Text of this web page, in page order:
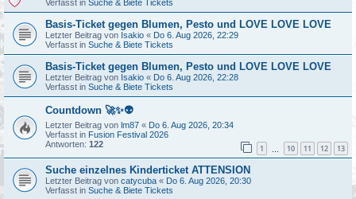
Verfasst in Suche & Biete Tickets
Basis-Ticket gegen Blumen, Pesto und LOVE LOVE LOVE
Letzter Beitrag von Isakio « Do 6. Aug 2026, 22:29
Verfasst in Suche & Biete Tickets
Basis-Ticket gegen Blumen, Pesto und LOVE LOVE LOVE
Letzter Beitrag von Isakio « Do 6. Aug 2026, 22:28
Verfasst in Suche & Biete Tickets
Countdown 🚀✨👽
Letzter Beitrag von lm87 « Do 6. Aug 2026, 20:34
Verfasst in Fusion Festival 2026
Antworten: 122 1 10 11 12 13
Suche einzelnes Kinderticket ATTENSION
Letzter Beitrag von catycuba « Do 6. Aug 2026, 20:30
Verfasst in Suche & Biete Tickets